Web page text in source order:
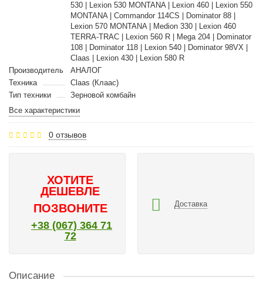
530 | Lexion 530 MONTANA | Lexion 460 | Lexion 550
MONTANA | Commandor 114CS | Dominator 88 |
Lexion 570 MONTANA | Medion 330 | Lexion 460
TERRA-TRAC | Lexion 560 R | Mega 204 | Dominator
108 | Dominator 118 | Lexion 540 | Dominator 98VX |
Claas | Lexion 430 | Lexion 580 R
Производитель
АНАЛОГ
Техника
Claas (Клаас)
Тип техники
Зерновой комбайн
Все характеристики
0 отзывов
ХОТИТЕ
ДЕШЕВЛЕ
ПОЗВОНИТЕ
+38 (067) 364 71
72
Доставка
Описание